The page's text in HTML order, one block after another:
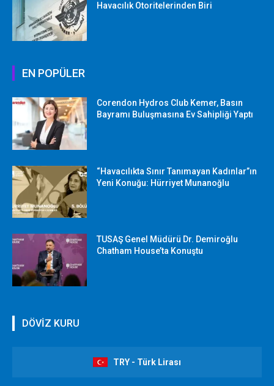
Havacılık Otoritelerinden Biri
EN POPÜLER
Corendon Hydros Club Kemer, Basın
Bayramı Buluşmasına Ev Sahipliği Yaptı
“Havacılıkta Sınır Tanımayan Kadınlar”ın
Yeni Konuğu: Hürriyet Munanoğlu
TUSAŞ Genel Müdürü Dr. Demiroğlu
Chatham House’ta Konuştu
DÖVİZ KURU
TRY - Türk Lirası